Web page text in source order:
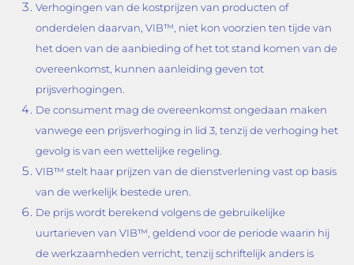
Verhogingen van de kostprijzen van producten of
onderdelen daarvan, VIB™, niet kon voorzien ten tijde van
het doen van de aanbieding of het tot stand komen van de
overeenkomst, kunnen aanleiding geven tot
prijsverhogingen.
De consument mag de overeenkomst ongedaan maken
vanwege een prijsverhoging in lid 3, tenzij de verhoging het
gevolg is van een wettelijke regeling.
VIB™ stelt haar prijzen van de dienstverlening vast op basis
van de werkelijk bestede uren.
De prijs wordt berekend volgens de gebruikelijke
uurtarieven van VIB™, geldend voor de periode waarin hij
de werkzaamheden verricht, tenzij schriftelijk anders is